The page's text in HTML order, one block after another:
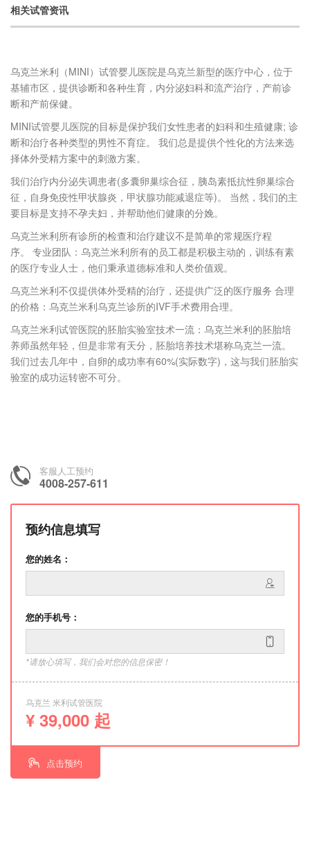
相关试管资讯
乌克兰米利（MINI）试管婴儿医院是乌克兰新型的医疗中心，位于
基辅市区，提供诊断和各种生育，内分泌妇科和流产治疗，产前诊
断和产前保健。
MINI试管婴儿医院的目标是保护我们女性患者的妇科和生殖健康; 诊
断和治疗各种类型的男性不育症。 我们总是提供个性化的方法来选
择体外受精方案中的刺激方案。
我们治疗内分泌失调患者(多囊卵巢综合征，胰岛素抵抗性卵巢综合
征，自身免疫性甲状腺炎，甲状腺功能减退症等)。 当然，我们的主
要目标是支持不孕夫妇，并帮助他们健康的分娩。
乌克兰米利所有诊所的检查和治疗建议不是简单的常规医疗程
序。 专业团队：乌克兰米利所有的员工都是积极主动的，训练有素
的医疗专业人士，他们秉承道德标准和人类价值观。
乌克兰米利不仅提供体外受精的治疗，还提供广泛的医疗服务 合理
的价格：乌克兰米利乌克兰诊所的IVF手术费用合理。
乌克兰米利试管医院的胚胎实验室技术一流：乌克兰米利的胚胎培
养师虽然年轻，但是非常有天分，胚胎培养技术堪称乌克兰一流。
我们过去几年中，自卵的成功率有60%(实际数字)，这与我们胚胎实
验室的成功运转密不可分。
客服人工预约
4008-257-611
预约信息填写
您的姓名：
您的手机号：
*请放心填写，我们会对您的信息保密！
乌克兰 米利试管医院
¥ 39,000 起
点击预约